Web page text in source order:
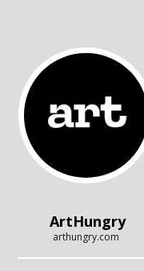
ArtHungry
arthungry.com